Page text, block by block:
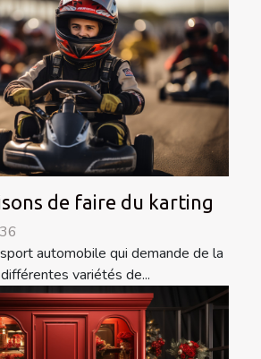
de faire du karting
automobile qui demande de la
variétés de...